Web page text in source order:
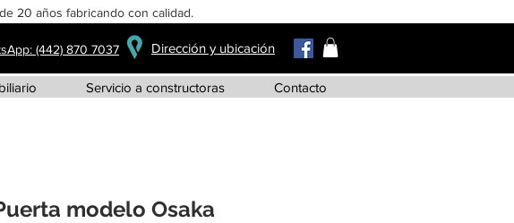
20 años fabricando con calidad.
(442) 870 7037 Dirección y ubicación
Servicio a constructoras Contacto
modelo Osaka